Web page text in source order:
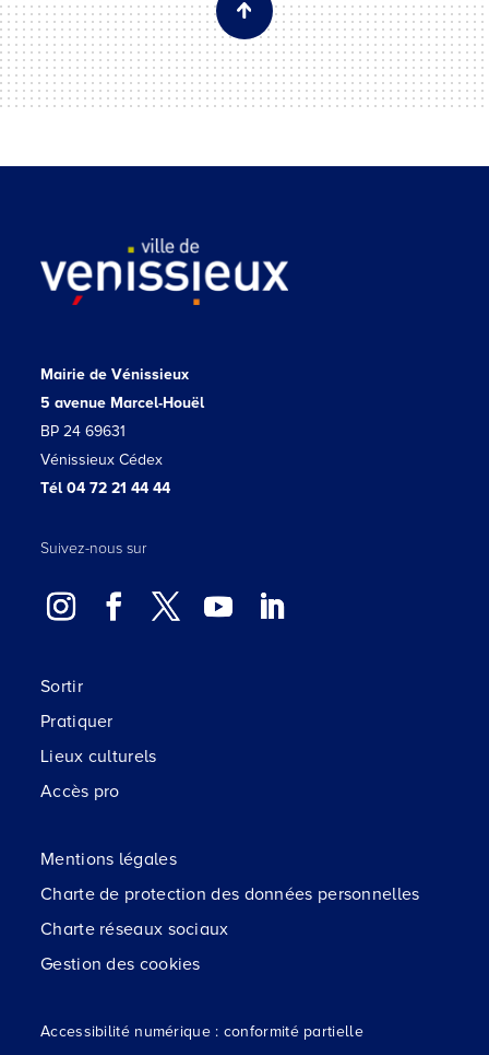
Mairie de Vénissieux
5 avenue Marcel-Houël
BP 24 69631
Vénissieux Cédex
Tél 04 72 21 44 44
Suivez-nous sur
Sortir
Pratiquer
Lieux culturels
Accès pro
Mentions légales
Charte de protection des données personnelles
Charte réseaux sociaux
Gestion des cookies
Accessibilité numérique : conformité partielle